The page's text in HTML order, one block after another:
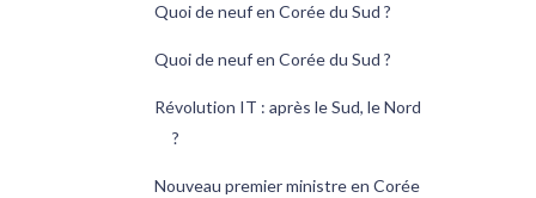
Quoi de neuf en Corée du Sud ?
Quoi de neuf en Corée du Sud ?
Révolution IT : après le Sud, le Nord
?
Nouveau premier ministre en Corée